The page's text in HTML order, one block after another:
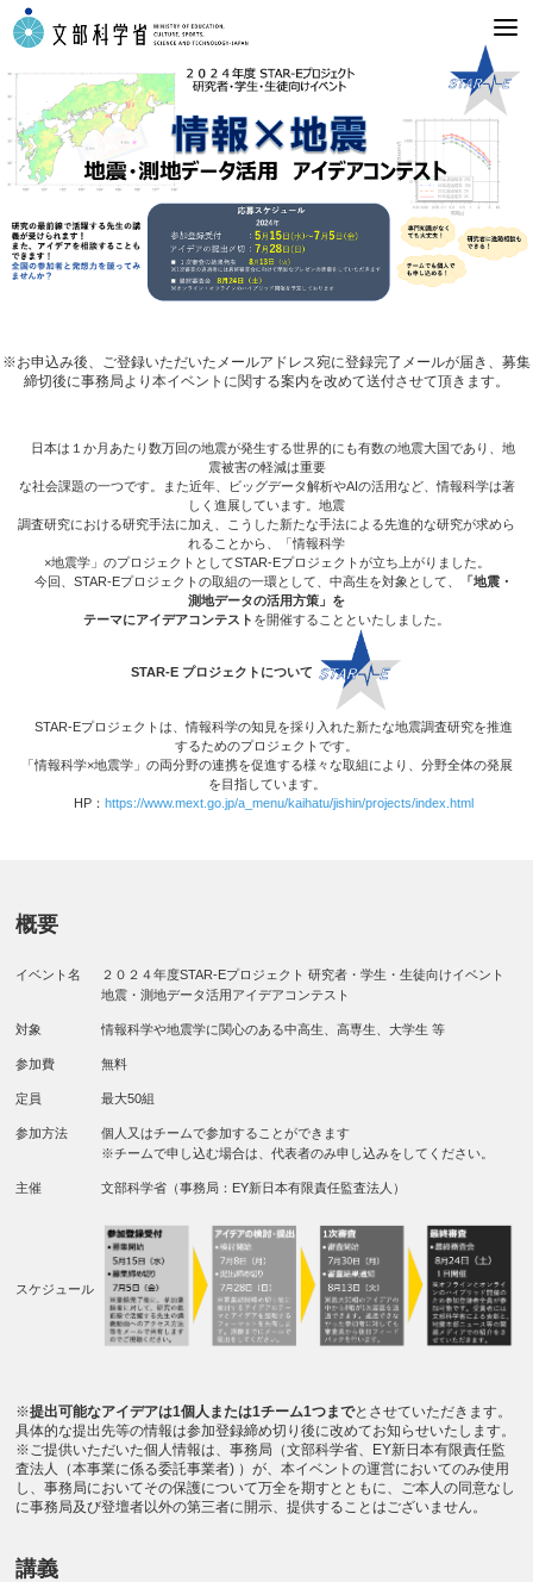
※お申込み後、ご登録いただいたメールアドレス宛に登録完了メールが届き、募集
締切後に事務局より本イベントに関する案内を改めて送付させて頂きます。
日本は１か月あたり数万回の地震が発生する世界的にも有数の地震大国であり、地
震被害の軽減は重要
な社会課題の一つです。また近年、ビッグデータ解析やAIの活用など、情報科学は著
しく進展しています。地震
調査研究における研究手法に加え、こうした新たな手法による先進的な研究が求めら
れることから、「情報科学
×地震学」のプロジェクトとしてSTAR-Eプロジェクトが立ち上がりました。
今回、STAR-Eプロジェクトの取組の一環として、中高生を対象として、
「地震・
測地データの活用方策」を
テーマにアイデアコンテスト を開催することといたしました。
STAR-E プロジェクトについて
STAR-Eプロジェクトは、情報科学の知見を採り入れた新たな地震調査研究を推進
するためのプロジェクトです。
「情報科学×地震学」の両分野の連携を促進する様々な取組により、分野全体の発展
を目指しています。
HP： https://www.mext.go.jp/a_menu/kaihatu/jishin/projects/index.html
概要
イベント名
２０２４年度STAR-Eプロジェクト 研究者・学生・生徒向けイベント
地震・測地データ活用アイデアコンテスト
対象 情報科学や地震学に関心のある中高生、高専生、大学生 等
参加費 無料
定員 最大50組
参加方法
個人又はチームで参加することができます
※チームで申し込む場合は、代表者のみ申し込みをしてください。
主催 文部科学省（事務局：EY新日本有限責任監査法人）
スケジュール
※提出可能なアイデアは1個人または1チーム1つまでとさせていただきます。
具体的な提出先等の情報は参加登録締め切り後に改めてお知らせいたします。
※ご提供いただいた個人情報は、事務局（文部科学省、EY新日本有限責任監
査法人（本事業に係る委託事業者) ）が、本イベントの運営においてのみ使用
し、事務局においてその保護について万全を期すとともに、ご本人の同意なし
に事務局及び登壇者以外の第三者に開示、提供することはございません。
講義